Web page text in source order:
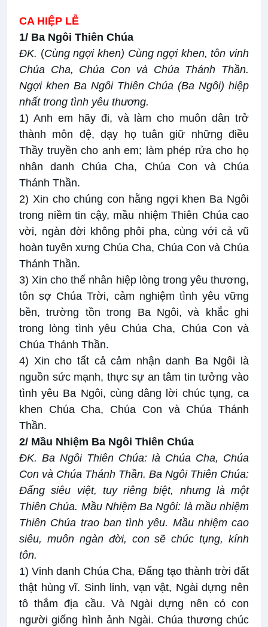
CA HIỆP LỄ
1/ Ba Ngôi Thiên Chúa
ĐK. (Cùng ngợi khen) Cùng ngợi khen, tôn vinh
Chúa Cha, Chúa Con và Chúa Thánh Thần.
Ngợi khen Ba Ngôi Thiên Chúa (Ba Ngôi) hiệp
nhất trong tình yêu thương.
1) Anh em hãy đi, và làm cho muôn dân trở
thành môn đệ, dạy họ tuân giữ những điều
Thầy truyền cho anh em; làm phép rửa cho họ
nhân danh Chúa Cha, Chúa Con và Chúa
Thánh Thần.
2) Xin cho chúng con hằng ngợi khen Ba Ngôi
trong niềm tin cậy, mầu nhiệm Thiên Chúa cao
vời, ngàn đời không phôi pha, cùng với cả vũ
hoàn tuyên xưng Chúa Cha, Chúa Con và Chúa
Thánh Thần.
3) Xin cho thế nhân hiệp lòng trong yêu thương,
tôn sợ Chúa Trời, cảm nghiệm tình yêu vững
bền, trường tồn trong Ba Ngôi, và khắc ghi
trong lòng tình yêu Chúa Cha, Chúa Con và
Chúa Thánh Thần.
4) Xin cho tất cả cảm nhận danh Ba Ngôi là
nguồn sức mạnh, thực sự an tâm tin tưởng vào
tình yêu Ba Ngôi, cùng dâng lời chúc tụng, ca
khen Chúa Cha, Chúa Con và Chúa Thánh
Thần.
2/ Mầu Nhiệm Ba Ngôi Thiên Chúa
ĐK. Ba Ngôi Thiên Chúa: là Chúa Cha, Chúa
Con và Chúa Thánh Thần. Ba Ngôi Thiên Chúa:
Đấng siêu việt, tuy riêng biệt, nhưng là một
Thiên Chúa. Mầu Nhiệm Ba Ngôi: là mầu nhiệm
Thiên Chúa trao ban tình yêu. Mầu nhiệm cao
siêu, muôn ngàn đời, con sẽ chúc tụng, kính
tôn.
1) Vinh danh Chúa Cha, Đấng tạo thành trời đất
thật hùng vĩ. Sinh linh, vạn vật, Ngài dựng nên
tô thắm địa cầu. Và Ngài dựng nên có con
người giống hình ảnh Ngài. Chúa thương chúc